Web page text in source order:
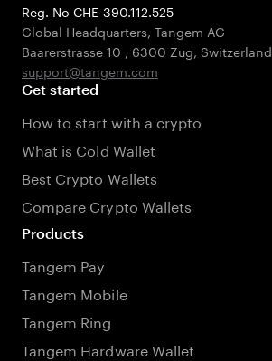
Reg. No CHE-390.112.525
Global Headquarters, Tangem AG
Baarerstrasse 10 , 6300 Zug, Switzerland
support@tangem.com
Get started
How to start with a crypto
What is Cold Wallet
Best Crypto Wallets
Compare Crypto Wallets
Products
Tangem Pay
Tangem Mobile
Tangem Ring
Tangem Hardware Wallet